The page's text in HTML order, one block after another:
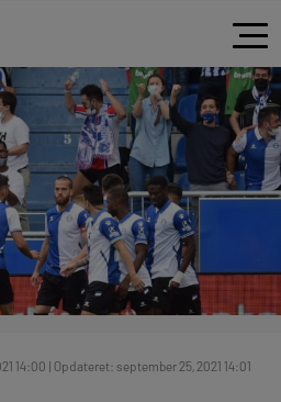
14:00 | Opdateret: september 25, 2021 14:01